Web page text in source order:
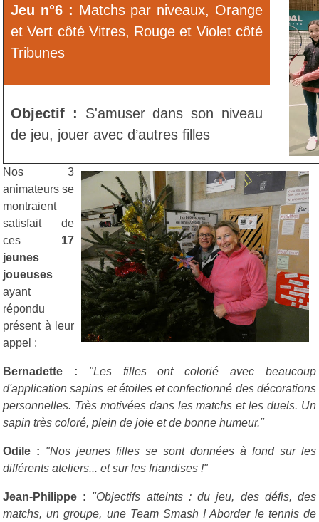
Jeu n°6 : Matchs par niveaux, Orange
et Vert côté Vitres, Rouge et Violet côté
Tribunes
Objectif : S'amuser dans son niveau
de jeu, jouer avec d’autres filles
Nos 3
animateurs se
montraient
satisfait de
ces 17
jeunes
joueuses
ayant
répondu
présent à leur
appel :
Bernadette :
"Les filles ont colorié avec beaucoup
d'application sapins et étoiles et confectionné des décorations
personnelles. Très motivées dans les matchs et les duels. Un
sapin très coloré, plein de joie et de bonne humeur."
Odile : "Nos jeunes filles se sont données à fond sur les
différents ateliers... et sur les friandises !"
Jean-Philippe : "Objectifs atteints : du jeu, des défis, des
matchs, un groupe, une Team Smash ! Aborder le tennis de